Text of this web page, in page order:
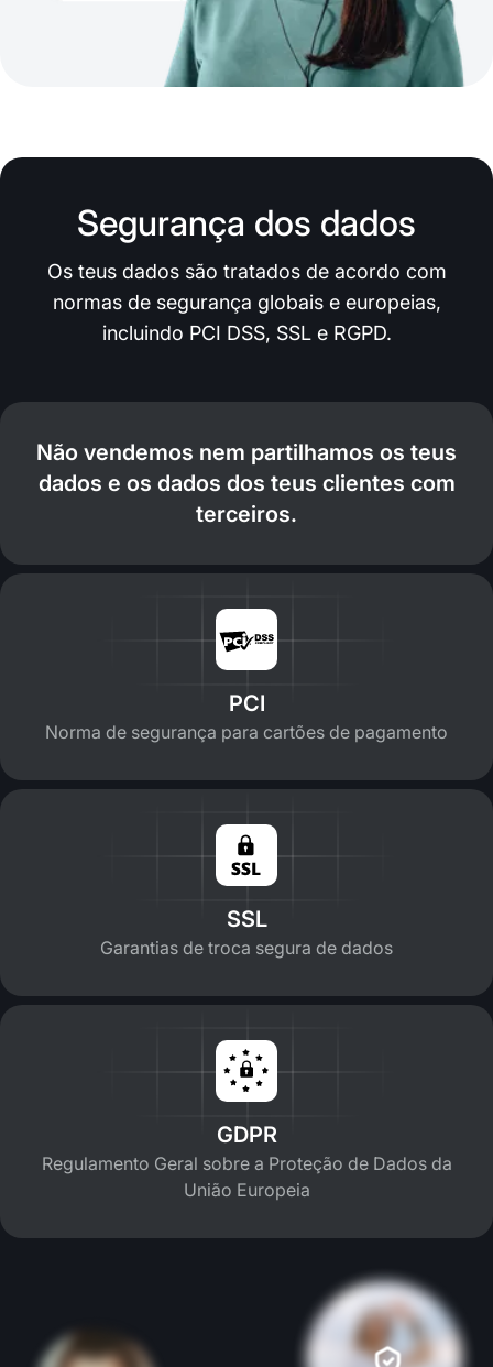
Segurança dos dados
Os teus dados são tratados de acordo com
normas de segurança globais e europeias,
incluindo PCI DSS, SSL e RGPD.
Não vendemos nem partilhamos os teus
dados e os dados dos teus clientes com
terceiros.
PCI
Norma de segurança para cartões de pagamento
SSL
Garantias de troca segura de dados
GDPR
Regulamento Geral sobre a Proteção de Dados da
União Europeia